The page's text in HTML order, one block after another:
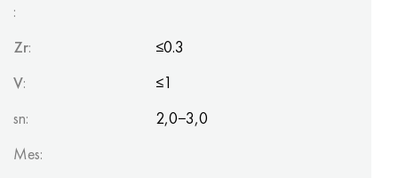
:
Zr:
≤0.3
V:
≤1
sn:
2,0−3,0
Mes: